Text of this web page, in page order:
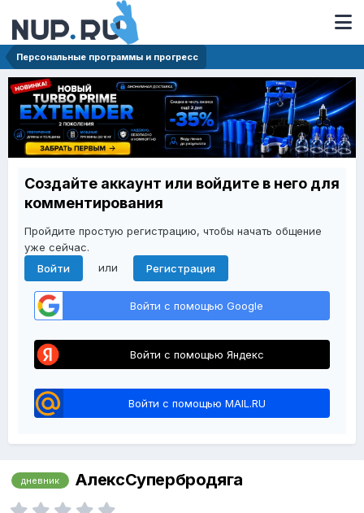
Персональные программы и прогресс
Создайте аккаунт или войдите в него для
комментирования
Пройдите простую регистрацию, чтобы начать общение
уже сейчас.
Войти
или Регистрация
Войти с помощью Google
Войти с помощью Яндекс
Войти с помощью MAIL.RU
дневник АлексСупербродяга